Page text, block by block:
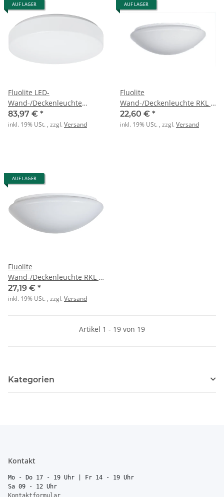
AUF LAGER
Fluolite LED-
Wand-/Deckenleuchte
WEILER-Z FL 4 ML MC HF 840
4900lm 39W
83,97 € *
inkl. 19% USt. , zzgl.Versand
AUF LAGER
Fluolite
Wand-/Deckenleuchte RKL 2
1xE27 BASIC
22,60 € *
inkl. 19% USt. , zzgl.Versand
AUF LAGER
Fluolite
Wand-/Deckenleuchte RKL 3
2xE27 BASIC
27,19 € *
inkl. 19% USt. , zzgl.Versand
Artikel 1 - 19 von 19
Kategorien
Kontakt
Mo - Do 17 - 19 Uhr | Fr 14 - 19 Uhr
Sa 09 - 12 Uhr
Kontaktformular